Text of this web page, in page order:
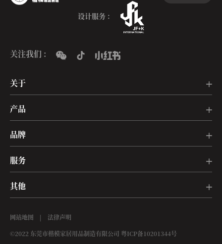
关注我们 :
设计服务 :
关于
产品
品牌
服务
其他
©2022 东莞市楷模家居用品制造有限公司 粤ICP备10201344号
网站地图 | 法律声明